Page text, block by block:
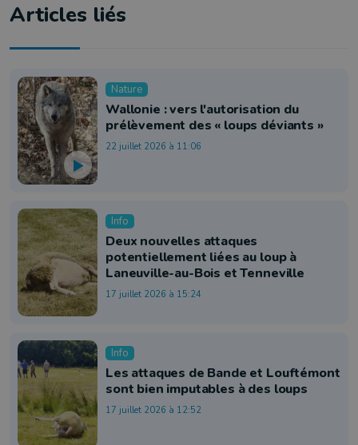
Articles liés
Nature
Wallonie : vers l'autorisation du
prélèvement des « loups déviants »
22 juillet 2026 à 11:06
Info
Deux nouvelles attaques
potentiellement liées au loup à
Laneuville-au-Bois et Tenneville
17 juillet 2026 à 15:24
Info
Les attaques de Bande et Louftémont
sont bien imputables à des loups
17 juillet 2026 à 12:52